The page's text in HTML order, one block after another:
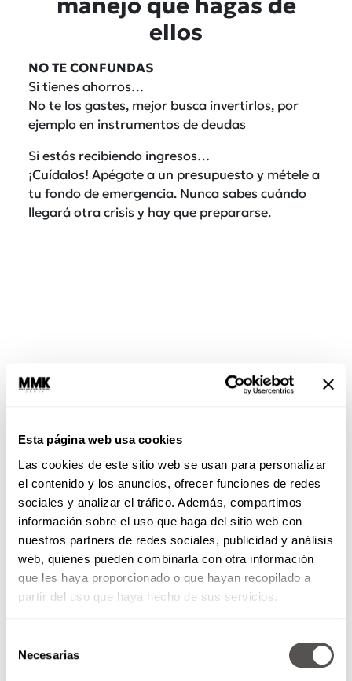
Esta página web usa cookies
Las cookies de este sitio web se usan para personalizar
el contenido y los anuncios, ofrecer funciones de redes
sociales y analizar el tráfico. Además, compartimos
información sobre el uso que haga del sitio web con
nuestros partners de redes sociales, publicidad y análisis
web, quienes pueden combinarla con otra información
que les haya proporcionado o que hayan recopilado a
partir del uso que haya hecho de sus servicios.
Necesarias
ellos
NO TE CONFUNDAS
Si tienes ahorros…
No te los gastes, mejor busca invertirlos, por
ejemplo en instrumentos de deudas
Si estás recibiendo ingresos…
¡Cuídalos! Apégate a un presupuesto y métele a
tu fondo de emergencia. Nunca sabes cuándo
llegará otra crisis y hay que prepararse.
Si no estás recibiendo ingresos…
1. Enumera tus prioridades, que deben ser los
gastos más básicos como alimentación y
cuidado de la salud.
2. Busca programas de créditos, de preferencia,
gubernamentales. Compara tasas de interés y
adopta la mejor.
3. Reestructura tus deudas para tener el mayor
tiempo posible para pagarlas.